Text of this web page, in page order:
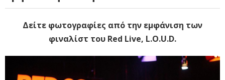
Δείτε φωτογραφίες από την εμφάνιση των
φιναλίστ του Red Live, L.O.U.D.